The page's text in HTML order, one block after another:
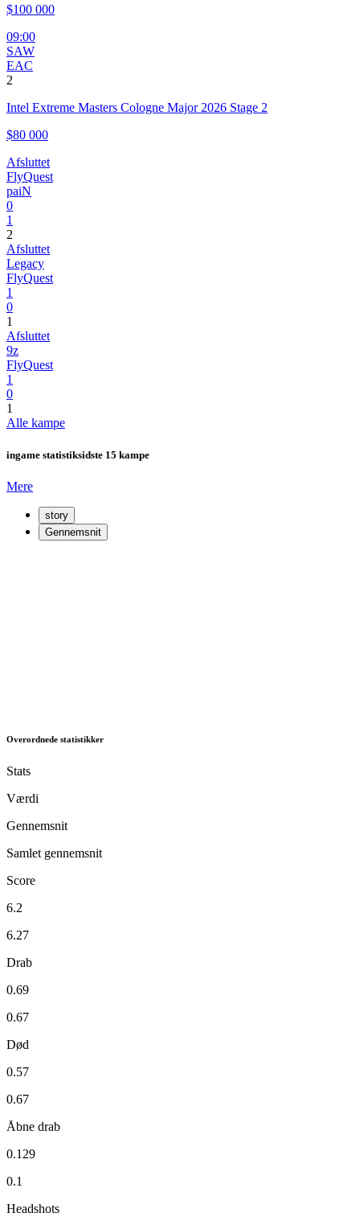
$100 000
09:00
SAW
EAC
2
Intel Extreme Masters Cologne Major 2026 Stage 2
$80 000
Afsluttet
FlyQuest
paiN
0
1
2
Afsluttet
Legacy
FlyQuest
1
0
1
Afsluttet
9z
FlyQuest
1
0
1
Alle kampe
ingame statistiksidste 15 kampe
Mere
story
Gennemsnit
Overordnede statistikker
Stats
Værdi
Gennemsnit
Samlet gennemsnit
Score
6.2
6.27
Drab
0.69
0.67
Død
0.57
0.67
Åbne drab
0.129
0.1
Headshots